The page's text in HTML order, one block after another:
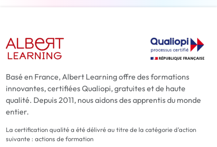
Basé en France, Albert Learning offre des formations
innovantes, certifiées Qualiopi, gratuites et de haute
qualité. Depuis 2011, nous aidons des apprentis du monde
entier.
La certification qualité a été délivré au titre de la catégorie d'action
suivante : actions de formation